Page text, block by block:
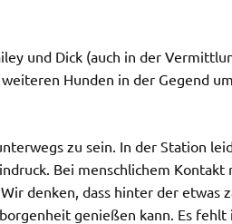
und Dick (auch in der
Hunden in der Gegend
zu sein. In der Station
Bei menschlichem
denken, dass hinter der etwas
genießen kann. Es